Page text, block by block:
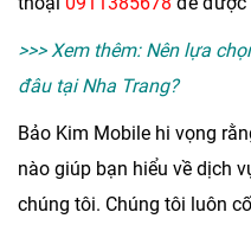
>>> Xem thêm: Nên lựa
đâu tại Nha Trang?
Bảo Kim Mobile hi vọng
nào giúp bạn hiểu về dịch
chúng tôi. Chúng tôi luôn